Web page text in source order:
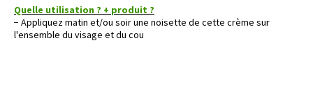
Quelle utilisation ? + produit ?
− Appliquez matin et/ou soir une noisette de cette crème sur
l'ensemble du visage et du cou